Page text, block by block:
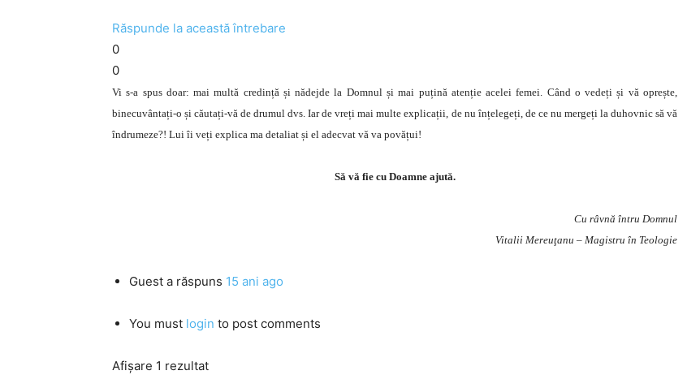
Răspunde la această întrebare
0
0
Vi s-a spus doar: mai multă credință și nădejde la Domnul și mai puțină atenție acelei femei. Când o vedeți și vă oprește,
binecuvântați-o și căutați-vă de drumul dvs. Iar de vreți mai multe explicații, de nu înțelegeți, de ce nu mergeți la duhovnic să vă
îndrumeze?! Lui îi veți explica ma detaliat și el adecvat vă va povățui!
Să vă fie cu Doamne ajută.
Cu râvnă întru Domnul
Vitalii Mereuţanu – Magistru în Teologie
Guest a răspuns 15 ani ago
You must login to post comments
Afișare 1 rezultat